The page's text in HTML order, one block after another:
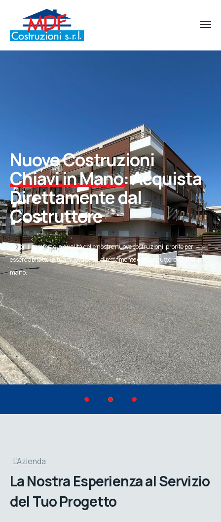
Nuove Costruzioni
Chiavi in Mano: Acquista
Direttamente dal
Costruttore
Scopri il comfort e la qualità delle nostre nuove costruzioni, pronte per
essere abitate. La tua nuova casa, direttamente dal costruttore, chiavi in
mano.
L'Azienda
La Nostra Esperienza al Servizio
del Tuo Progetto